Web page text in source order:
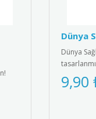
Dünya
Dünya
bilincini
9,90